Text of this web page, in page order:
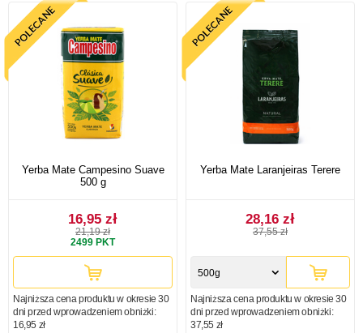
Yerba Mate Campesino Suave
500 g
16,95 zł
21,19 zł
2499 PKT
Najniższa cena produktu w okresie 30
dni przed wprowadzeniem obniżki:
16,95 zł
Yerba Mate Laranjeiras Terere
28,16 zł
37,55 zł
500g
Najniższa cena produktu w okresie 30
dni przed wprowadzeniem obniżki:
37,55 zł